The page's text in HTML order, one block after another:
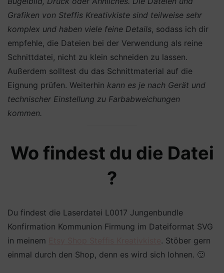
Grafiken von Steffis Kreativkiste sind teilweise sehr
komplex und haben viele feine Details, sodass ich dir
empfehle, die Dateien bei der Verwendung als reine
Schnittdatei, nicht zu klein schneiden zu lassen.
Außerdem solltest du das Schnittmaterial auf die
Eignung prüfen. Weiterhin kann es je nach Gerät und
technischer Einstellung zu Farbabweichungen
kommen.
Wo findest du die Datei
?
Du findest die Laserdatei L0017 Jungenbundle
Konfirmation Kommunion Firmung im Dateiformat SVG
in meinem
. Stöber gern
einmal durch den Shop, denn es wird sich lohnen. 🙂